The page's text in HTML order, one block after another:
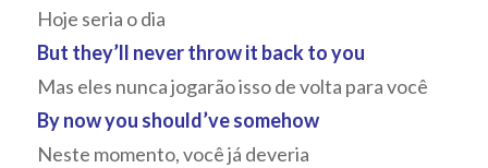
Hoje seria o dia
But they’ll never throw it back to you
Mas eles nunca jogarão isso de volta para você
By now you should’ve somehow
Neste momento, você já deveria